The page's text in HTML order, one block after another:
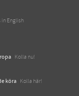
English
Kolla nu!
köra Kolla här!